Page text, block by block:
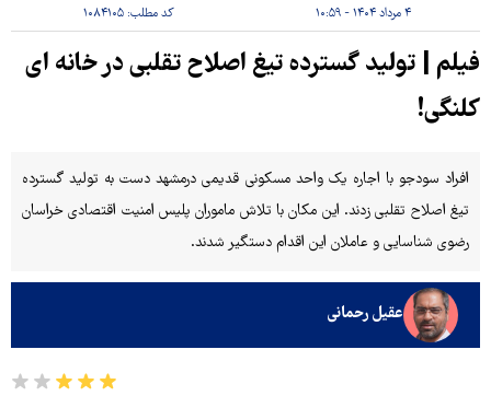
۴ مرداد ۱۴۰۴ - ۱۰:۵۹ کد مطلب:۱۰۸۴۱۰۵
فیلم | تولید گسترده تیغ اصلاح تقلبی در خانه ای
کلنگی!
افراد سودجو با اجاره یک واحد مسکونی قدیمی درمشهد دست به تولید گسترده
تیغ اصلاح تقلبی زدند. این مکان با تلاش ماموران پلیس امنیت اقتصادی خراسان
رضوی شناسایی و عاملان این اقدام دستگیر شدند.
عقیل رحمانی